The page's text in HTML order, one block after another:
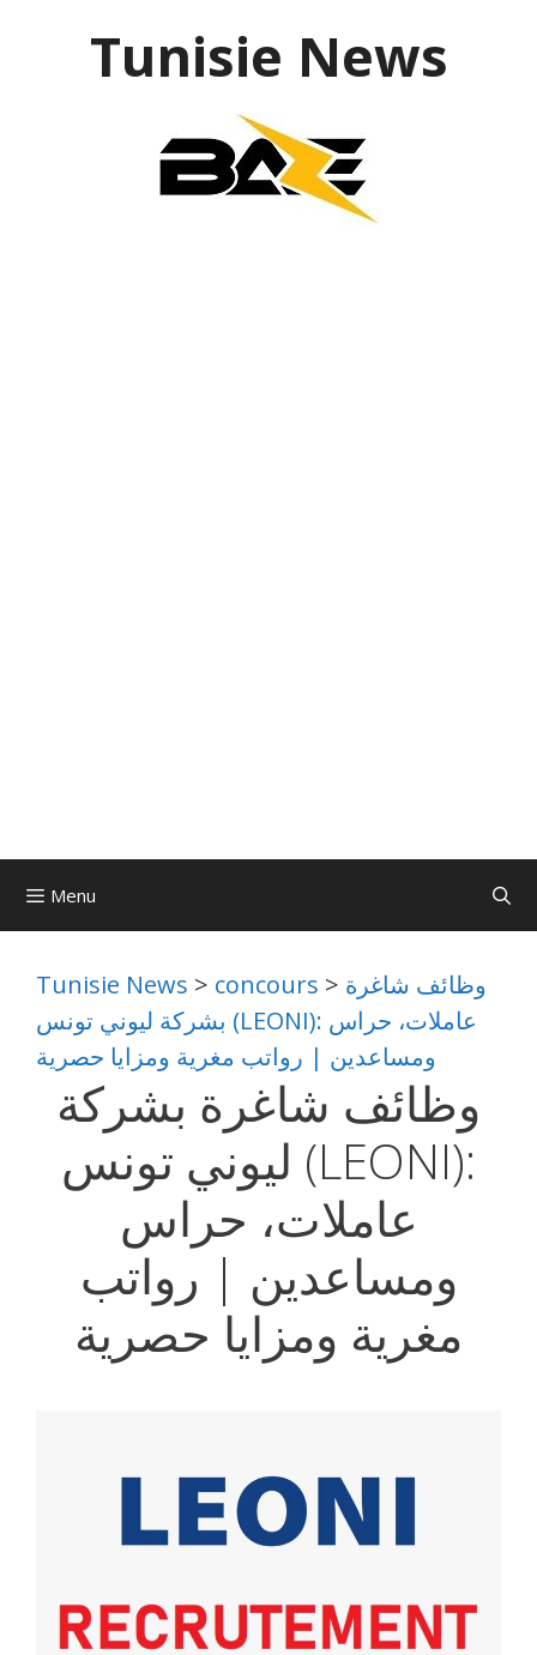
Tunisie News
Menu
Tunisie News > concours > وظائف شاغرة
بشركة ليوني تونس (LEONI): عاملات، حراس
ومساعدين | رواتب مغرية ومزايا حصرية
وظائف شاغرة بشركة
ليوني تونس (LEONI):
عاملات، حراس
ومساعدين | رواتب
مغرية ومزايا حصرية